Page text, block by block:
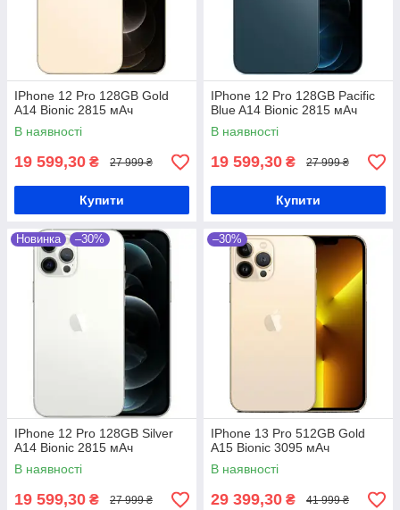
IPhone 12 Pro 128GB Gold
A14 Bionic 2815 мАч
В наявності
19 599,30 ₴ 27 999 ₴
Купити
IPhone 12 Pro 128GB Pacific
Blue A14 Bionic 2815 мАч
В наявності
19 599,30 ₴ 27 999 ₴
Купити
Новинка –30%
IPhone 12 Pro 128GB Silver
A14 Bionic 2815 мАч
В наявності
19 599,30 ₴ 27 999 ₴
–30%
IPhone 13 Pro 512GB Gold
A15 Bionic 3095 мАч
В наявності
29 399,30 ₴ 41 999 ₴